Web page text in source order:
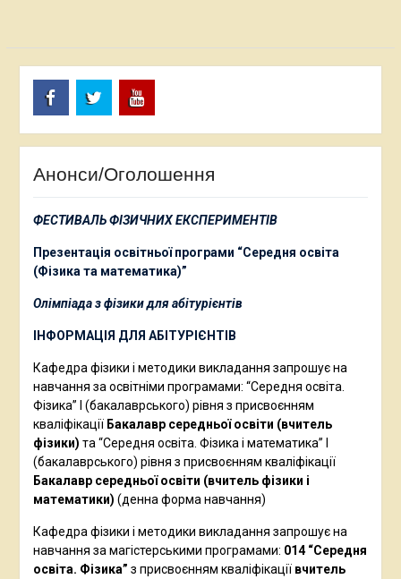
Анонси/Оголошення
ФЕСТИВАЛЬ ФІЗИЧНИХ ЕКСПЕРИМЕНТІВ
Презентація освітньої програми “Середня освіта
(Фізика та математика)”
Олімпіада з фізики для абітурієнтів
ІНФОРМАЦІЯ ДЛЯ АБІТУРІЄНТІВ
Кафедра фізики і методики викладання запрошує на
навчання за освітніми програмами: “Середня освіта.
Фізика” І (бакалаврського) рівня з присвоєнням
кваліфікації Бакалавр середньої освіти (вчитель
фізики) та “Середня освіта. Фізика і математика” І
(бакалаврського) рівня з присвоєнням кваліфікації
Бакалавр середньої освіти (вчитель фізики і
математики) (денна форма навчання)
Кафедра фізики і методики викладання запрошує на
навчання за магістерськими програмами: 014 “Середня
освіта. Фізика” з присвоєнням кваліфікаціївчитель